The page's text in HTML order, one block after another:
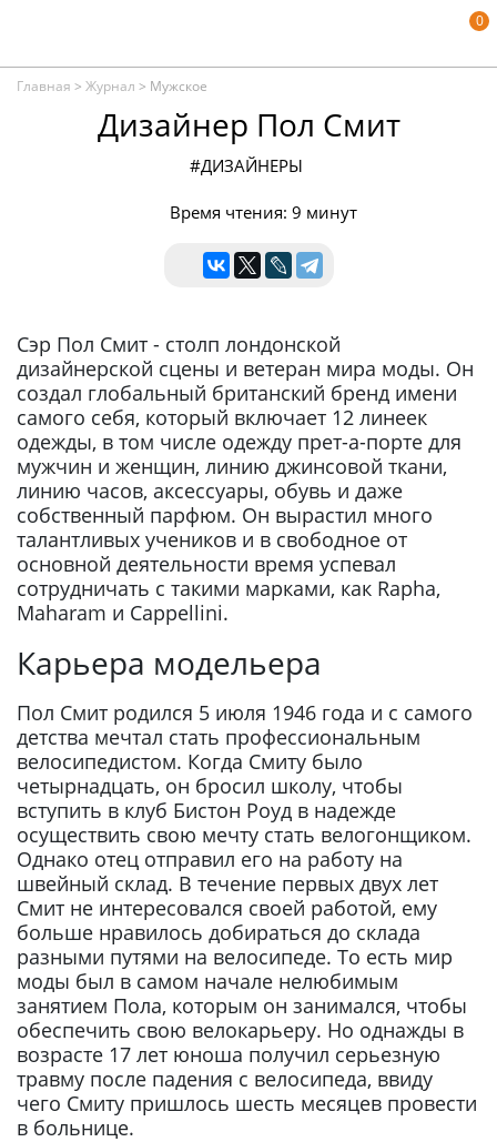
0
Главная > Журнал > Мужское
Дизайнер Пол Смит
#ДИЗАЙНЕРЫ
Время чтения: 9 минут
Сэр Пол Смит - столп лондонской
дизайнерской сцены и ветеран мира моды. Он
создал глобальный британский бренд имени
самого себя, который включает 12 линеек
одежды, в том числе одежду прет-а-порте для
мужчин и женщин, линию джинсовой ткани,
линию часов, аксессуары, обувь и даже
собственный парфюм. Он вырастил много
талантливых учеников и в свободное от
основной деятельности время успевал
сотрудничать с такими марками, как Rapha,
Maharam и Cappellini.
Карьера модельера
Пол Смит родился 5 июля 1946 года и с самого
детства мечтал стать профессиональным
велосипедистом. Когда Смиту было
четырнадцать, он бросил школу, чтобы
вступить в клуб Бистон Роуд в надежде
осуществить свою мечту стать велогонщиком.
Однако отец отправил его на работу на
швейный склад. В течение первых двух лет
Смит не интересовался своей работой, ему
больше нравилось добираться до склада
разными путями на велосипеде. То есть мир
моды был в самом начале нелюбимым
занятием Пола, которым он занимался, чтобы
обеспечить свою велокарьеру. Но однажды в
возрасте 17 лет юноша получил серьезную
травму после падения с велосипеда, ввиду
чего Смиту пришлось шесть месяцев провести
в больнице.